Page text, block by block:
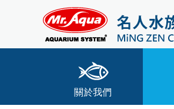
關於我們